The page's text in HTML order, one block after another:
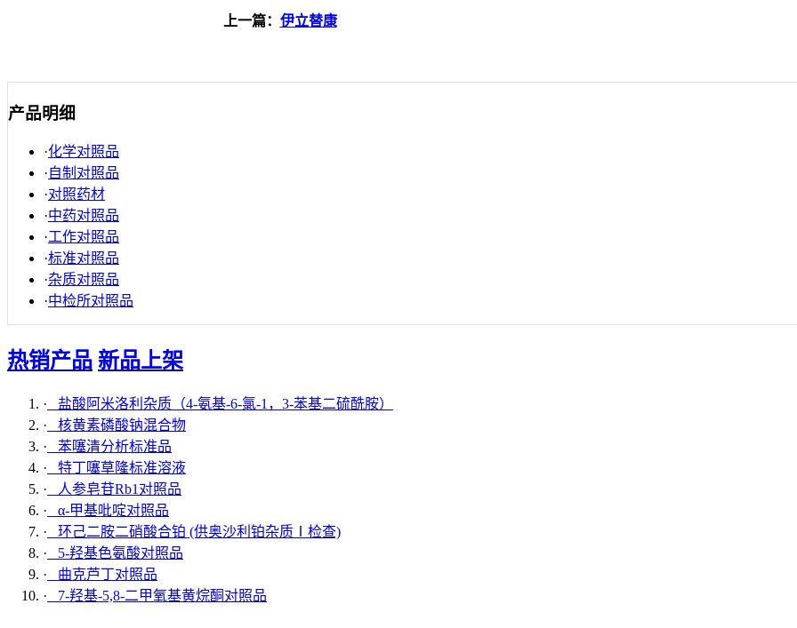
上一篇： 伊立替康
产品明细
·化学对照品
·自制对照品
·对照药材
·中药对照品
·工作对照品
·标准对照品
·杂质对照品
·中检所对照品
热销产品 新品上架
· 盐酸阿米洛利杂质（4-氨基-6-氯-1，3-苯基二硫酰胺）
· 核黄素磷酸钠混合物
· 苯噻清分析标准品
· 特丁噻草隆标准溶液
· 人参皂苷Rb1对照品
· α-甲基吡啶对照品
· 环己二胺二硝酸合铂 (供奥沙利铂杂质Ⅰ检查)
· 5-羟基色氨酸对照品
· 曲克芦丁对照品
· 7-羟基-5,8-二甲氧基黄烷酮对照品